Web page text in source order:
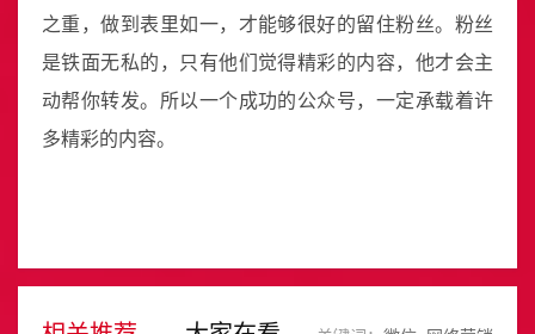
之重，做到表里如一，才能够很好的留住粉丝。粉丝
是铁面无私的，只有他们觉得精彩的内容，他才会主
动帮你转发。所以一个成功的公众号，一定承载着许
多精彩的内容。